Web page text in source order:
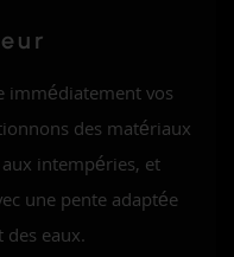
immédiatement vos
des matériaux
intempéries, et
une pente adaptée
eaux.